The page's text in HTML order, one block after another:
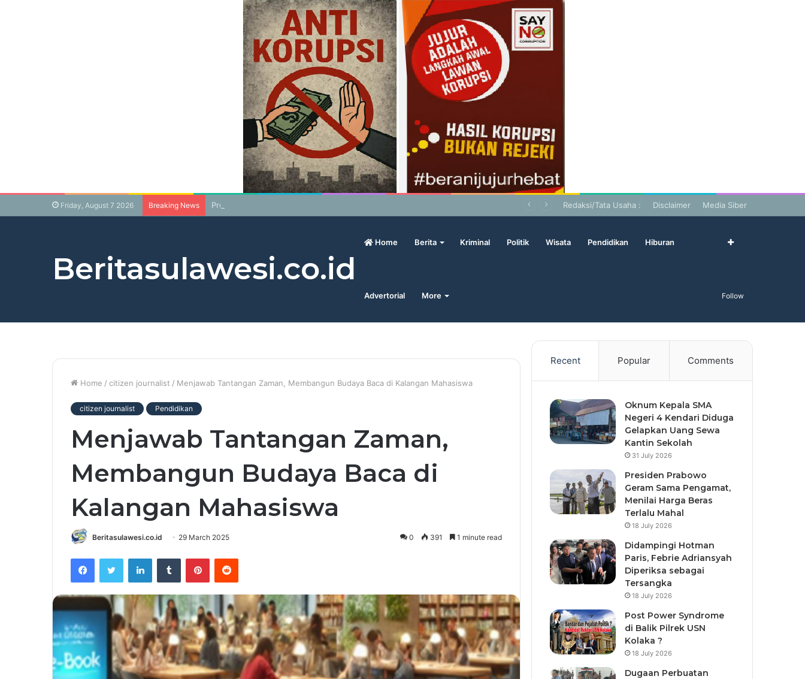
Friday, August 7 2026 Breaking News Presiden Prabowo Geram Sama Pengamat, Menilai Harga Beras Terlalu Mahal Redaksi/Tata Usaha : Disclaimer Media Siber
Beritasulawesi.co.id
Home Berita Kriminal Politik Wisata Pendidikan Hiburan
Advertorial More Follow
Home / citizen journalist / Menjawab Tantangan Zaman, Membangun Budaya Baca di Kalangan Mahasiswa
citizen journalist Pendidikan
Menjawab Tantangan Zaman,
Membangun Budaya Baca di
Kalangan Mahasiswa
Beritasulawesi.co.id 29 March 2025 0 391 1 minute read
Recent Popular Comments
Oknum Kepala SMA
Negeri 4 Kendari Diduga
Gelapkan Uang Sewa
Kantin Sekolah
31 July 2026
Presiden Prabowo
Geram Sama Pengamat,
Menilai Harga Beras
Terlalu Mahal
18 July 2026
Didampingi Hotman
Paris, Febrie Adriansyah
Diperiksa sebagai
Tersangka
18 July 2026
Post Power Syndrome
di Balik Pilrek USN
Kolaka ?
18 July 2026
Dugaan Perbuatan